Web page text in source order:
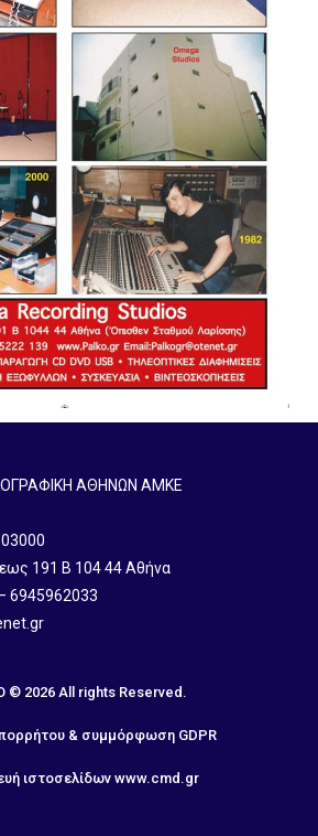
ΑΘΗΝΩΝ ΑΜΚΕ
191 B 104 44 Αθήνα
6945962033
© 2026 All rights Reserved.
& συμμόρφωση GDPR
ιστοσελίδων www.cmd.gr